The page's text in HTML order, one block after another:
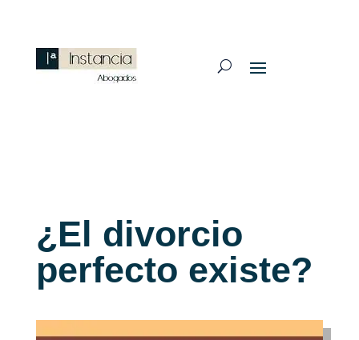
¿El divorcio
perfecto existe?